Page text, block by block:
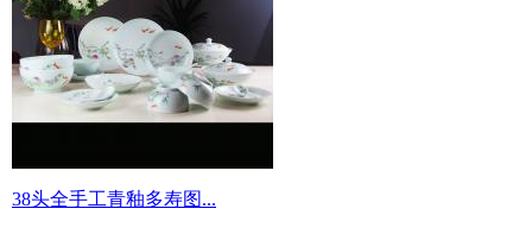
38头全手工青釉多寿图...